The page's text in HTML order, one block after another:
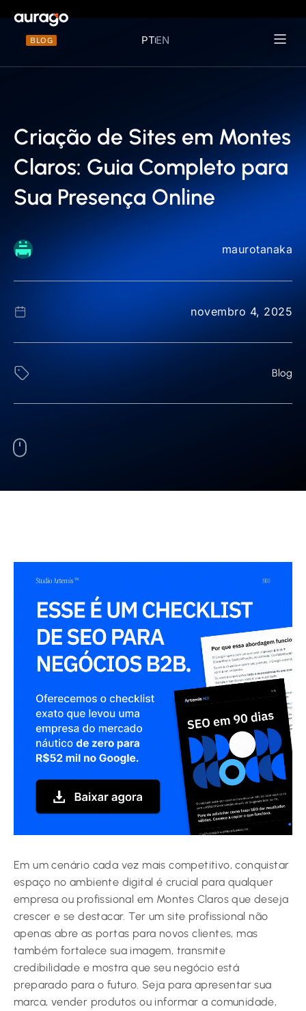
BLOG PTEN
Criação de Sites em Montes
Claros: Guia Completo para
Sua Presença Online
maurotanaka
novembro 4, 2025
Blog
Em um cenário cada vez mais competitivo, conquistar
espaço no ambiente digital é crucial para qualquer
empresa ou profissional em Montes Claros que deseja
crescer e se destacar. Ter um site profissional não
apenas abre as portas para novos clientes, mas
também fortalece sua imagem, transmite
credibilidade e mostra que seu negócio está
preparado para o futuro. Seja para apresentar sua
marca, vender produtos ou informar a comunidade,